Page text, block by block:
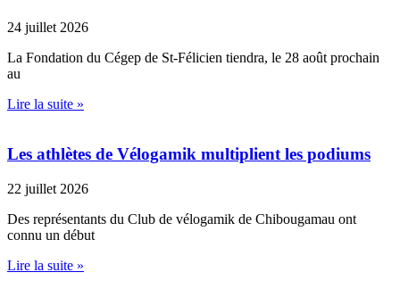
24 juillet 2026
La Fondation du Cégep de St-Félicien tiendra, le 28 août prochain
au
Lire la suite »
Les athlètes de Vélogamik multiplient les podiums
22 juillet 2026
Des représentants du Club de vélogamik de Chibougamau ont
connu un début
Lire la suite »